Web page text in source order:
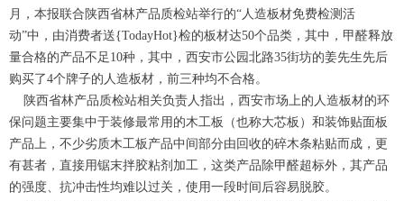
月，本报联合陕西省林产品质检站举行的“人造板材免费检测活
动”中，由消费者送{TodayHot}检的板材达50个品类，其中，甲醛释放
量合格的产品不足10种，其中，西安市公园北路35街坊的姜先生先后
购买了4个牌子的人造板材，前三种均不合格。
陕西省林产品质检站相关负责人指出，西安市场上的人造板材的环
保问题主要集中于装修最常用的木工板（也称大芯板）和装饰贴面板
产品上，不少劣质木工板产品中间部分由回收的碎木条粘贴而成，更
有甚者，直接用锯末拌胶粘剂加工，这类产品除甲醛超标外，其产品
的强度、抗冲击性均难以过关，使用一段时间后容易脱胶。